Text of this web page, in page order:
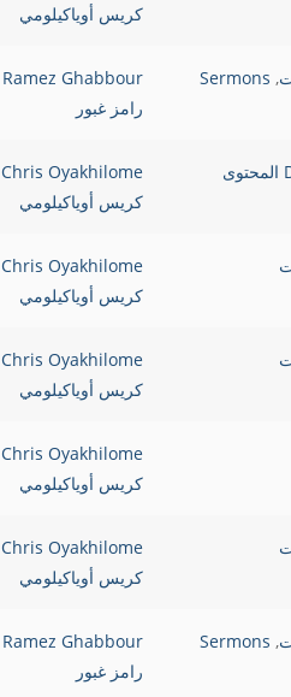
كريس أوياكيلومي
,
Sermons
Ramez Ghabbour
رامز غبور
Daily Content المحتوى
Chris Oyakhilome
كريس أوياكيلومي
Chris Oyakhilome
كريس أوياكيلومي
Chris Oyakhilome
كريس أوياكيلومي
Chris Oyakhilome
كريس أوياكيلومي
Chris Oyakhilome
كريس أوياكيلومي
,
Sermons
Ramez Ghabbour
رامز غبور